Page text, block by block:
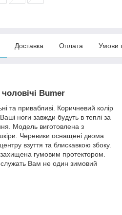
Доставка Оплата Умови
Bumer
та привабливі. Коричневий колір
ноги завжди будуть в теплі за
Модель виготовлена ​​з
Черевики оснащені двома
взуття та блискавкою збоку.
гумовим протектором.
Вам не один зимовий